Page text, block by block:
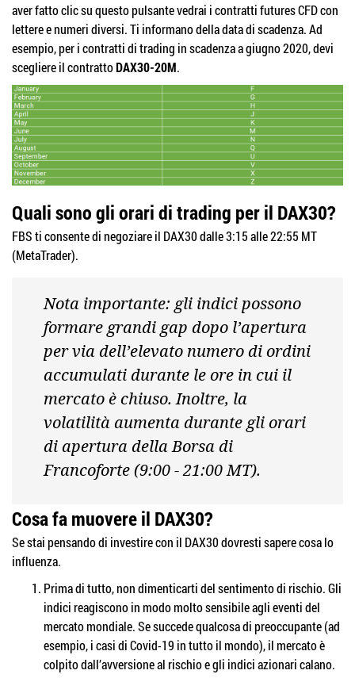
aver fatto clic su questo pulsante vedrai i contratti futures CFD con
lettere e numeri diversi. Ti informano della data di scadenza. Ad
esempio, per i contratti di trading in scadenza a giugno 2020, devi
scegliere il contrattoDAX30-20M.
Quali sono gli orari di trading per il DAX30?
FBS ti consente di negoziare il DAX30 dalle 3:15 alle 22:55 MT
(MetaTrader).
Nota importante: gli indici possono
formare grandi gap dopo l’apertura
per via dell’elevato numero di ordini
accumulati durante le ore in cui il
mercato è chiuso. Inoltre, la
volatilità aumenta durante gli orari
di apertura della Borsa di
Francoforte (9:00 - 21:00 MT).
Cosa fa muovere il DAX30?
Se stai pensando di investire con il DAX30 dovresti sapere cosa lo
influenza.
Prima di tutto, non dimenticarti del sentimento di rischio. Gli
indici reagiscono in modo molto sensibile agli eventi del
mercato mondiale. Se succede qualcosa di preoccupante (ad
esempio, i casi di Covid-19 in tutto il mondo), il mercato è
colpito dall’avversione al rischio e gli indici azionari calano.